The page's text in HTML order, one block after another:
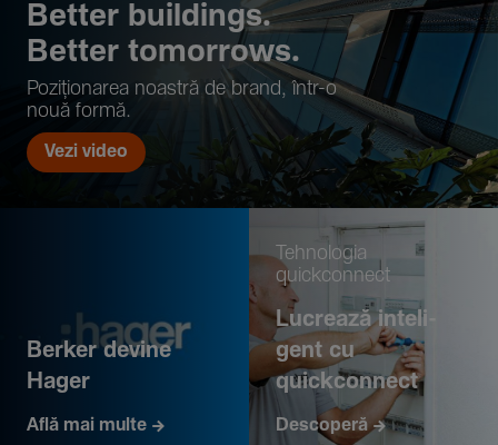
Better buil­dings.
Better tomor­rows.
Pozi­țio­narea noastră de brand, într-o
nouă formă.
Vezi video
Berker devine
Hager
Află mai multe
Tehno­logia
quickconnect
Lucrează inte­li­
gent cu
quickconnect
Descoperă